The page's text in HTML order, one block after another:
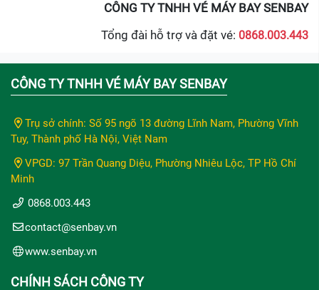
CÔNG TY TNHH VÉ MÁY BAY SENBAY
Tổng đài hỗ trợ và đặt vé: 0868.003.443
CÔNG TY TNHH VÉ MÁY BAY SENBAY
Trụ sở chính: Số 95 ngõ 13 đường Lĩnh Nam, Phường Vĩnh
Tuy, Thành phố Hà Nội, Việt Nam
VPGD: 97 Trần Quang Diệu, Phường Nhiêu Lộc, TP Hồ Chí
Minh
0868.003.443
contact@senbay.vn
www.senbay.vn
CHÍNH SÁCH CÔNG TY